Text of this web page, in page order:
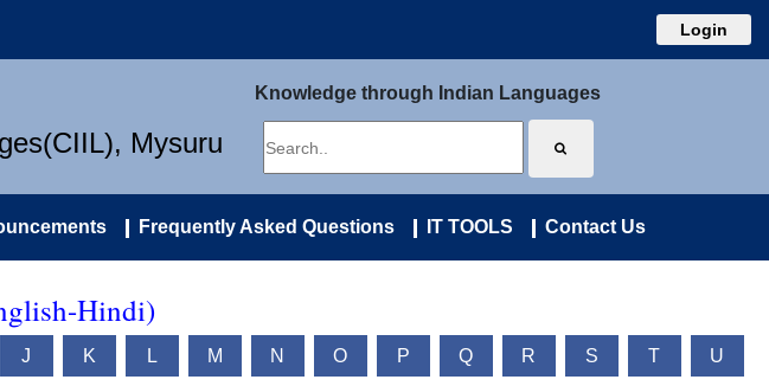
Login
Mysuru
Knowledge through Indian Languages
Frequently Asked Questions IT TOOLS Contact Us
Hindi)
J K L M N O P Q R S T U